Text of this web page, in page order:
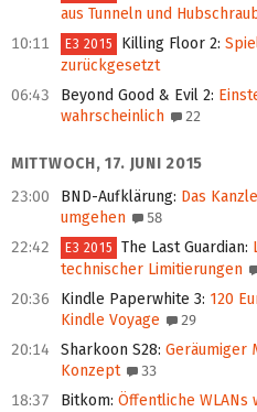
aus Tunneln und
10:11 E3 2015 Killing Floor 2:
zurückgesetzt
06:43
Beyond Good & Evil 2:
wahrscheinlich
22
MITTWOCH, 17. JUNI 2015
23:00
BND-Aufklärung: Das
umgehen
58
22:42 E3 2015 The Last Guardian:
technischer Limitierungen
20:36 Kindle Paperwhite 3: 120
Kindle Voyage
29
20:14 Sharkoon S28: Geräumiger
Konzept
33
18:37 Bitkom: Öffentliche